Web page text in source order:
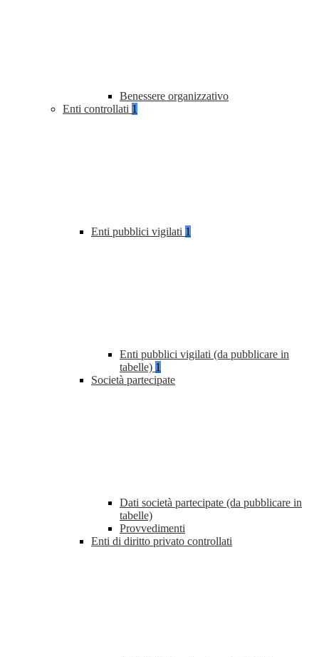
Benessere organizzativo
Enti controllati 1
Enti pubblici vigilati 1
Enti pubblici vigilati (da pubblicare in
tabelle) 1
Società partecipate
Dati società partecipate (da pubblicare in
tabelle)
Provvedimenti
Enti di diritto privato controllati